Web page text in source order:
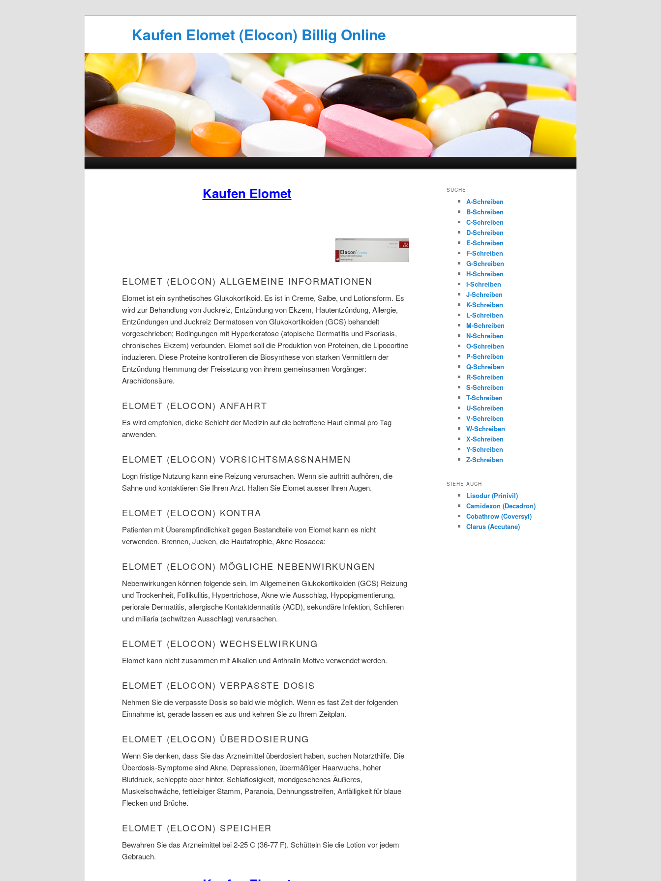
Kaufen Elomet (Elocon) Billig Online
Kaufen Elomet
ELOMET (ELOCON) ALLGEMEINE INFORMATIONEN
Elomet ist ein synthetisches Glukokortikoid. Es ist in Creme, Salbe, und Lotionsform. Es
wird zur Behandlung von Juckreiz, Entzündung von Ekzem, Hautentzündung, Allergie,
Entzündungen und Juckreiz Dermatosen von Glukokortikoiden (GCS) behandelt
vorgeschrieben; Bedingungen mit Hyperkeratose (atopische Dermatitis und Psoriasis,
chronisches Ekzem) verbunden. Elomet soll die Produktion von Proteinen, die Lipocortine
induzieren. Diese Proteine ​​kontrollieren die Biosynthese von starken Vermittlern der
Entzündung Hemmung der Freisetzung von ihrem gemeinsamen Vorgänger:
Arachidonsäure.
ELOMET (ELOCON) ANFAHRT
Es wird empfohlen, dicke Schicht der Medizin auf die betroffene Haut einmal pro Tag
anwenden.
ELOMET (ELOCON) VORSICHTSMASSNAHMEN
Logn fristige Nutzung kann eine Reizung verursachen. Wenn sie auftritt aufhören, die
Sahne und kontaktieren Sie Ihren Arzt. Halten Sie Elomet ausser Ihren Augen.
ELOMET (ELOCON) KONTRA
Patienten mit Überempfindlichkeit gegen Bestandteile von Elomet kann es nicht
verwenden. Brennen, Jucken, die Hautatrophie, Akne Rosacea:
ELOMET (ELOCON) MÖGLICHE NEBENWIRKUNGEN
Nebenwirkungen können folgende sein. Im Allgemeinen Glukokortikoiden (GCS) Reizung
und Trockenheit, Follikulitis, Hypertrichose, Akne wie Ausschlag, Hypopigmentierung,
periorale Dermatitis, allergische Kontaktdermatitis (ACD), sekundäre Infektion, Schlieren
und miliaria (schwitzen Ausschlag) verursachen.
ELOMET (ELOCON) WECHSELWIRKUNG
Elomet kann nicht zusammen mit Alkalien und Anthralin Motive verwendet werden.
ELOMET (ELOCON) VERPASSTE DOSIS
Nehmen Sie die verpasste Dosis so bald wie möglich. Wenn es fast Zeit der folgenden
Einnahme ist, gerade lassen es aus und kehren Sie zu Ihrem Zeitplan.
ELOMET (ELOCON) ÜBERDOSIERUNG
Wenn Sie denken, dass Sie das Arzneimittel überdosiert haben, suchen Notarzthilfe. Die
Überdosis-Symptome sind Akne, Depressionen, übermäßiger Haarwuchs, hoher
Blutdruck, schleppte ober hinter, Schlaflosigkeit, mondgesehenes Äußeres,
Muskelschwäche, fettleibiger Stamm, Paranoia, Dehnungsstreifen, Anfälligkeit für blaue
Flecken und Brüche.
ELOMET (ELOCON) SPEICHER
Bewahren Sie das Arzneimittel bei 2-25 C (36-77 F). Schütteln Sie die Lotion vor jedem
Gebrauch.
SUCHE
A-Schreiben
B-Schreiben
C-Schreiben
D-Schreiben
E-Schreiben
F-Schreiben
G-Schreiben
H-Schreiben
I-Schreiben
J-Schreiben
K-Schreiben
L-Schreiben
M-Schreiben
N-Schreiben
O-Schreiben
P-Schreiben
Q-Schreiben
R-Schreiben
S-Schreiben
T-Schreiben
U-Schreiben
V-Schreiben
W-Schreiben
X-Schreiben
Y-Schreiben
Z-Schreiben
SIEHE AUCH
Lisodur (Prinivil)
Camidexon (Decadron)
Cobathrow (Coversyl)
Clarus (Accutane)